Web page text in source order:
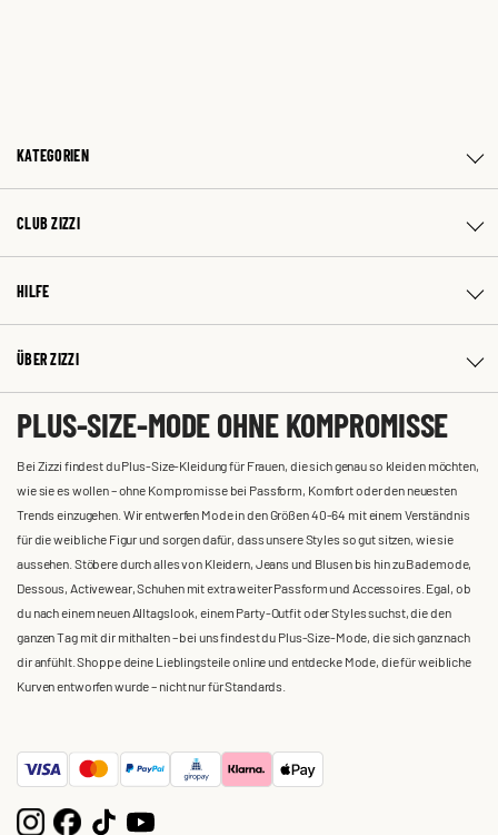
KATEGORIEN
CLUB ZIZZI
HILFE
ÜBER ZIZZI
PLUS-SIZE-MODE OHNE KOMPROMISSE
Bei Zizzi findest du Plus-Size-Kleidung für Frauen, die sich genau so kleiden möchten,
wie sie es wollen – ohne Kompromisse bei Passform, Komfort oder den neuesten
Trends einzugehen. Wir entwerfen Mode in den Größen 40-64 mit einem Verständnis
für die weibliche Figur und sorgen dafür, dass unsere Styles so gut sitzen, wie sie
aussehen. Stöbere durch alles von Kleidern, Jeans und Blusen bis hin zu Bademode,
Dessous, Activewear, Schuhen mit extra weiter Passform und Accessoires. Egal, ob
du nach einem neuen Alltagslook, einem Party-Outfit oder Styles suchst, die den
ganzen Tag mit dir mithalten – bei uns findest du Plus-Size-Mode, die sich ganz nach
dir anfühlt. Shoppe deine Lieblingsteile online und entdecke Mode, die für weibliche
Kurven entworfen wurde – nicht nur für Standards.